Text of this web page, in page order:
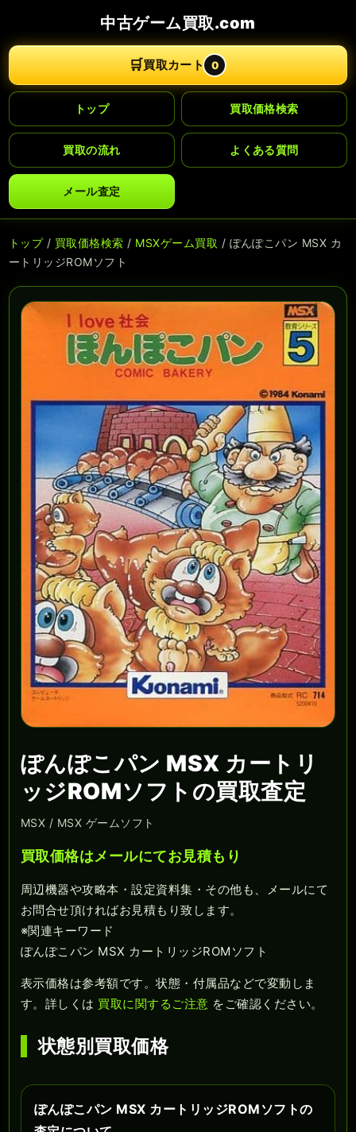
中古ゲーム買取.com
🛒買取カート 0
トップ 買取価格検索
買取の流れ よくある質問
メール査定
トップ/ 買取価格検索 / MSXゲーム買取 / ぽんぽこパン MSX カ
ートリッジROMソフト
ぽんぽこパン MSX カートリ
ッジROMソフトの買取査定
MSX / MSX ゲームソフト
買取価格はメールにてお見積もり
周辺機器や攻略本・設定資料集・その他も、メールにて
お問合せ頂ければお見積もり致します。
※関連キーワード
ぽんぽこパン MSX カートリッジROMソフト
表示価格は参考額です。状態・付属品などで変動しま
す。詳しくは 買取に関するご注意 をご確認ください。
状態別買取価格
ぽんぽこパン MSX カートリッジROMソフトの